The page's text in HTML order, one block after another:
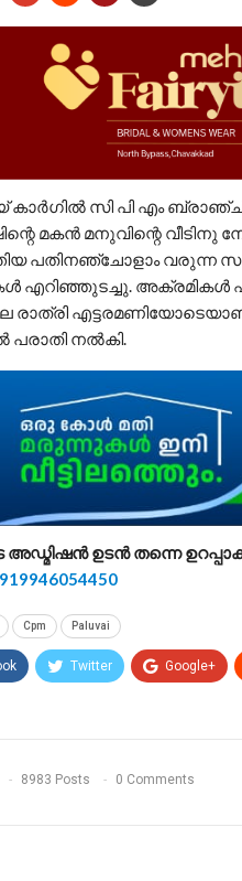
കാർഗിൽ സി പി എം
മകൻ മനുവിന്റെ
പതിനഞ്ചോളാം വരുന്ന
എറിഞ്ഞുടച്ചു. അക്രമികൾ
രാത്രി
പരാതി നൽകി.
അഡ്മിഷൻ ഉടൻ തന്നെ
Cpm Paluvai
Twitter Google+
8983 Posts 0 Comments